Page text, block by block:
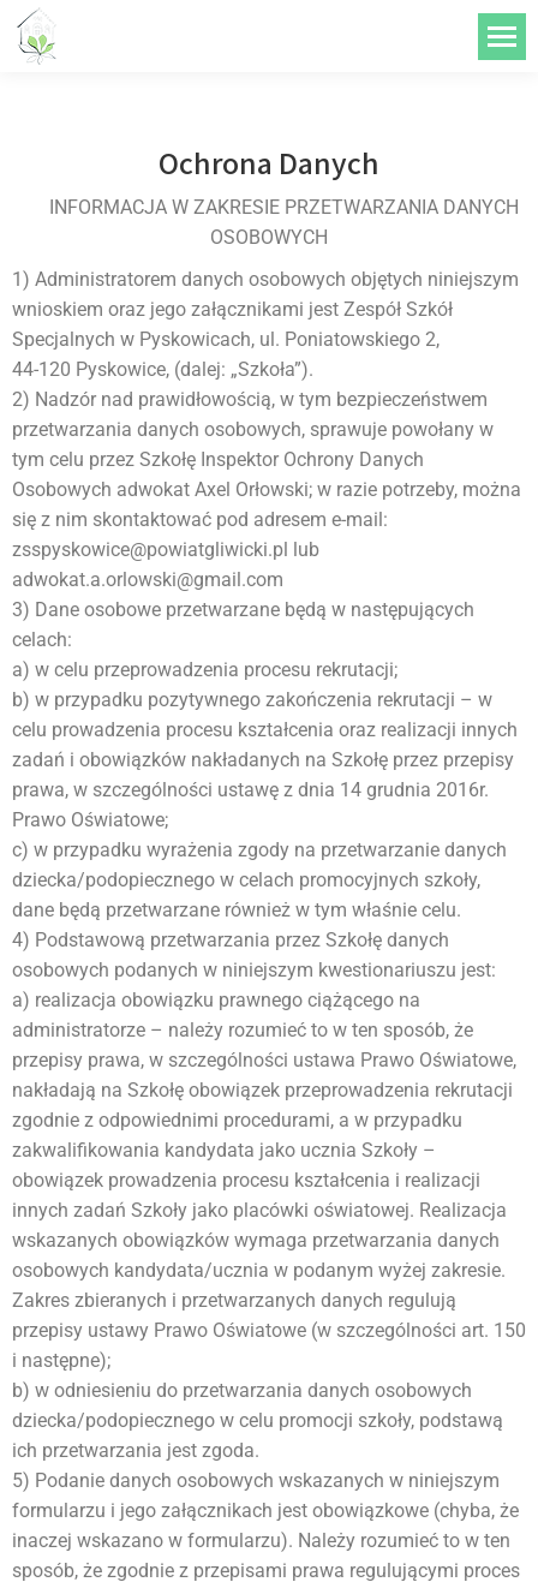
treści
Ochrona Danych
INFORMACJA W ZAKRESIE PRZETWARZANIA DANYCH
OSOBOWYCH
1) Administratorem danych osobowych objętych niniejszym
wnioskiem oraz jego załącznikami jest Zespół Szkół
Specjalnych w Pyskowicach, ul. Poniatowskiego 2,
44-120 Pyskowice, (dalej: „Szkoła”).
2) Nadzór nad prawidłowością, w tym bezpieczeństwem
przetwarzania danych osobowych, sprawuje powołany w
tym celu przez Szkołę Inspektor Ochrony Danych
Osobowych adwokat Axel Orłowski; w razie potrzeby, można
się z nim skontaktować pod adresem e-mail:
zsspyskowice@powiatgliwicki.pl lub
adwokat.a.orlowski@gmail.com
3) Dane osobowe przetwarzane będą w następujących
celach:
a) w celu przeprowadzenia procesu rekrutacji;
b) w przypadku pozytywnego zakończenia rekrutacji – w
celu prowadzenia procesu kształcenia oraz realizacji innych
zadań i obowiązków nakładanych na Szkołę przez przepisy
prawa, w szczególności ustawę z dnia 14 grudnia 2016r.
Prawo Oświatowe;
c) w przypadku wyrażenia zgody na przetwarzanie danych
dziecka/podopiecznego w celach promocyjnych szkoły,
dane będą przetwarzane również w tym właśnie celu.
4) Podstawową przetwarzania przez Szkołę danych
osobowych podanych w niniejszym kwestionariuszu jest:
a) realizacja obowiązku prawnego ciążącego na
administratorze – należy rozumieć to w ten sposób, że
przepisy prawa, w szczególności ustawa Prawo Oświatowe,
nakładają na Szkołę obowiązek przeprowadzenia rekrutacji
zgodnie z odpowiednimi procedurami, a w przypadku
zakwalifikowania kandydata jako ucznia Szkoły –
obowiązek prowadzenia procesu kształcenia i realizacji
innych zadań Szkoły jako placówki oświatowej. Realizacja
wskazanych obowiązków wymaga przetwarzania danych
osobowych kandydata/ucznia w podanym wyżej zakresie.
Zakres zbieranych i przetwarzanych danych regulują
przepisy ustawy Prawo Oświatowe (w szczególności art. 150
i następne);
b) w odniesieniu do przetwarzania danych osobowych
dziecka/podopiecznego w celu promocji szkoły, podstawą
ich przetwarzania jest zgoda.
5) Podanie danych osobowych wskazanych w niniejszym
formularzu i jego załącznikach jest obowiązkowe (chyba, że
inaczej wskazano w formularzu). Należy rozumieć to w ten
sposób, że zgodnie z przepisami prawa regulującymi proces